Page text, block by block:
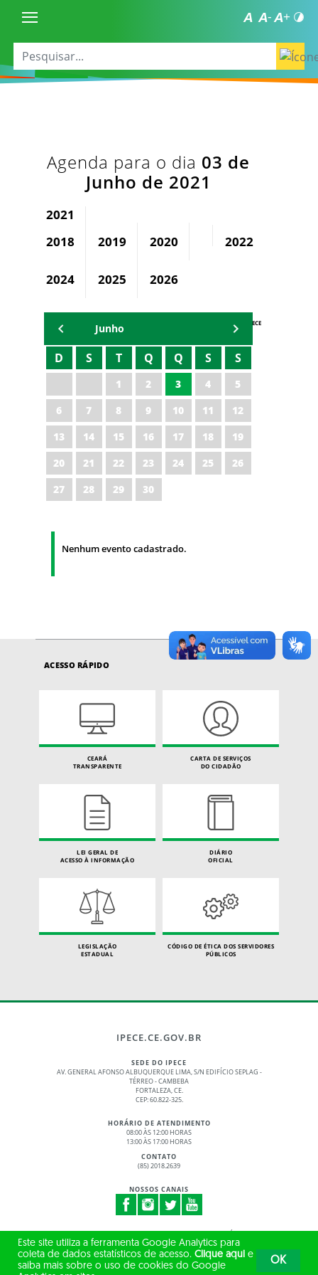
Agenda para o dia 03 de
Junho de 2021
2021
2018
2019 2020 2022
2024 2025 2026
AGENDA IPECE
Junho
D S T Q Q S S
1 2 3 4
5
6
7 8 9 10 11
12
13
14 15 16 17 18
19
20
21 22 23 24 25
26
27
28 29 30
Nenhum evento cadastrado.
ACESSO RÁPIDO
CEARÁ
TRANSPARENTE
CARTA DE SERVIÇOS
DO CIDADÃO
LEI GERAL DE
ACESSO À INFORMAÇÃO
DIÁRIO
OFICIAL
LEGISLAÇÃO
ESTADUAL
CÓDIGO DE ÉTICA DOS SERVIDORES
PÚBLICOS
IPECE.CE.GOV.BR
SEDE DO IPECE
AV. GENERAL AFONSO ALBUQUERQUE LIMA, S/N EDIFÍCIO SEPLAG -
TÉRREO - CAMBEBA
FORTALEZA, CE.
CEP: 60.822-325.
HORÁRIO DE ATENDIMENTO
08:00 ÀS 12:00 HORAS
13:00 ÀS 17:00 HORAS
CONTATO
(85) 2018.2639
NOSSOS CANAIS
© 2017 - 2026 – GOVERNO DO ESTADO DO CEARÁ
TODOS OS DIREITOS RESERVADOS
Este site utiliza a ferramenta Google Analytics para
coleta de dados estatísticos de acesso. Clique aqui e
saiba mais sobre o uso de cookies do Google
OK